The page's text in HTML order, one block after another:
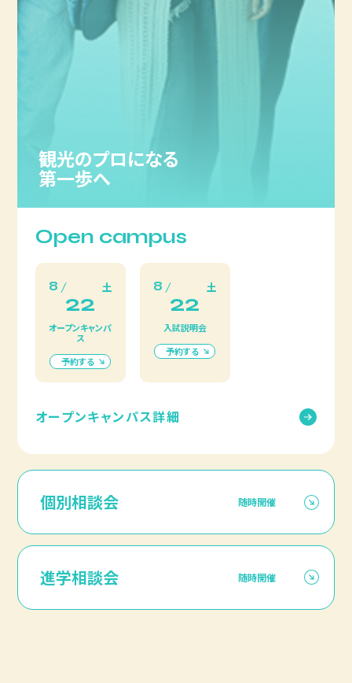
観光のプロになる
第一歩へ
Open campus
8 土
22
オープンキャンパ
ス
予約する
8 土
22
入試説明会
予約する
オープンキャンパス詳細
個別相談会 随時開催
進学相談会 随時開催